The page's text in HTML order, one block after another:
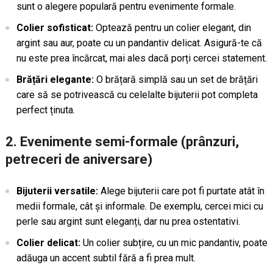
sunt o alegere populară pentru evenimente formale.
Colier sofisticat:Optează pentru un colier elegant, din
argint sau aur, poate cu un pandantiv delicat. Asigură-te că
nu este prea încărcat, mai ales dacă porți cercei statement.
Brățări elegante:O brățară simplă sau un set de brățări
care să se potrivească cu celelalte bijuterii pot completa
perfect ținuta.
2. Evenimente semi-formale (prânzuri,
petreceri de aniversare)
Bijuterii versatile:Alege bijuterii care pot fi purtate atât în
medii formale, cât și informale. De exemplu, cercei mici cu
perle sau argint sunt eleganți, dar nu prea ostentativi.
Colier delicat:Un colier subțire, cu un mic pandantiv, poate
adăuga un accent subtil fără a fi prea mult.